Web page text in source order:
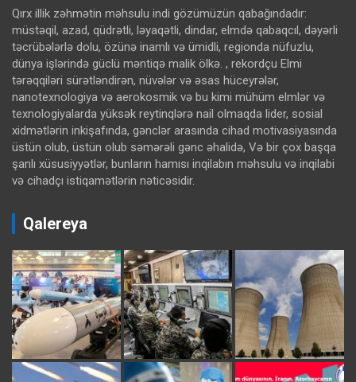
Qırx illik zəhmətin məhsulu indi gözümüzün qabağındadır:
müstəqil, azad, qüdrətli, ləyaqətli, dindar, elmdə qabaqcıl, dəyərli
təcrübələrlə dolu, özünə inamlı və ümidli, regionda nüfuzlu,
dünya işlərində güclü məntiqə malik ölkə. , rekordçu Elmi
tərəqqiləri sürətləndirən, nüvələr və əsas hüceyrələr,
nanotexnologiya və aerokosmik və bu kimi mühüm elmlər və
texnologiyalarda yüksək reytinqlərə nail olmaqda lider, sosial
xidmətlərin inkişafında, gənclər arasında cihad motivasiyasında
üstün olub, üstün olub səmərəli gənc əhalidə, Və bir çox başqa
şanlı xüsusiyyətlər, bunların hamısı inqilabın məhsulu və inqilabi
və cihadçı istiqamətlərin nəticəsidir.
Qalereya